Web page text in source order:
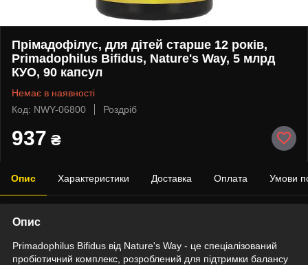
Прімадофілус, для дітей старше 12 років,
Primadophilus Bifidus, Nature's Way, 5 млрд
КУО, 90 капсул
Немає в наявності
Код: NWY-06800
Роздріб
937 ₴
Опис Характеристики Доставка Оплата Умови
Опис
Primadophilus Bifidus від Nature's Way - це спеціалізований
пробіотичний комплекс, розроблений для підтримки балансу